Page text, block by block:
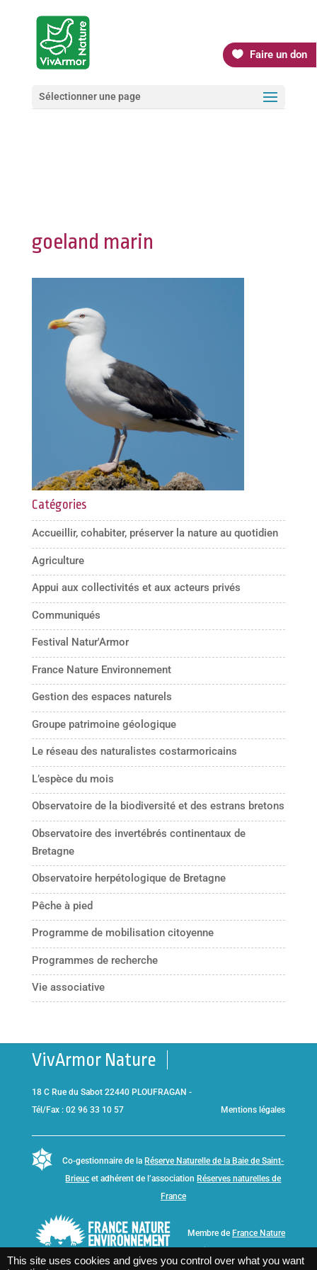
Faire un don
Sélectionner une page
goeland marin
Catégories
Accueillir, cohabiter, préserver la nature au quotidien
Agriculture
Appui aux collectivités et aux acteurs privés
Communiqués
Festival Natur'Armor
France Nature Environnement
Gestion des espaces naturels
Groupe patrimoine géologique
Le réseau des naturalistes costarmoricains
L’espèce du mois
Observatoire de la biodiversité et des estrans bretons
Observatoire des invertébrés continentaux de
Bretagne
Observatoire herpétologique de Bretagne
Pêche à pied
Programme de mobilisation citoyenne
Programmes de recherche
Vie associative
VivArmor Nature
18 C Rue du Sabot 22440 PLOUFRAGAN -
Tél/Fax : 02 96 33 10 57
Mentions légales
Co-gestionnaire de la Réserve Naturelle de la Baie de Saint-
Brieuc et adhérent de l’association Réserves naturelles de
France
Membre de France Nature
This site uses cookies and gives you control over what you want